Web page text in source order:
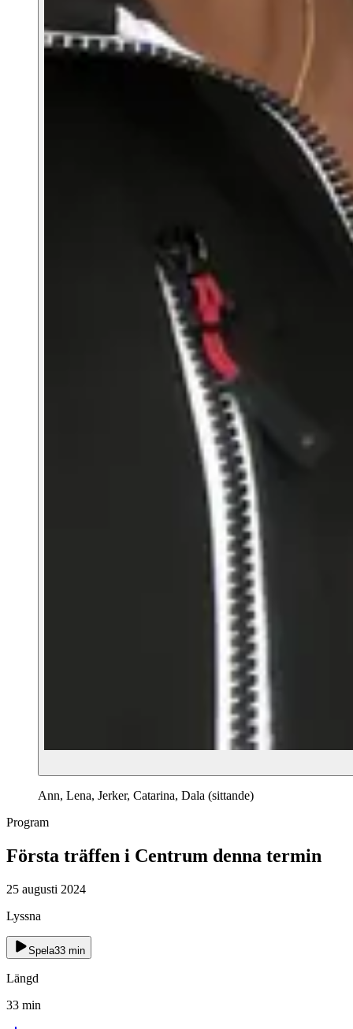
Ann, Lena, Jerker, Catarina, Dala (sittande)
Program
Första träffen i Centrum denna termin
25 augusti 2024
Lyssna
Spela33 min
Längd
33 min